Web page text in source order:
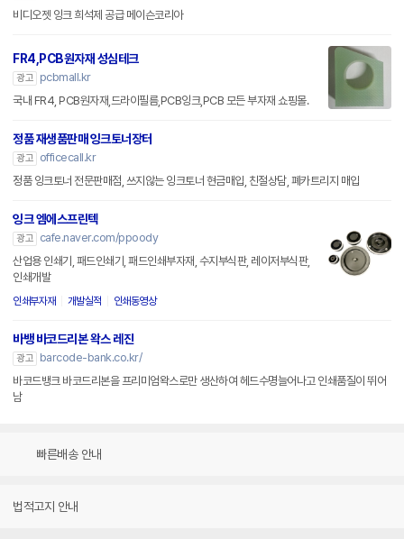
비디오젯 잉크 희석제 공급 메이슨코리아
FR4,PCB원자재 성심테크
광고
pcbmall.kr
국내 FR4, PCB원자재,드라이필름,PCB잉크,PCB 모든 부자재 쇼핑몰.
정품 재생품판매 잉크토너장터
광고
officecall.kr
정품 잉크토너 전문판매점, 쓰지않는 잉크토너 현금매입, 친절상담, 폐카트리지 매입
잉크 엠에스프린텍
광고
cafe.naver.com/ppoody
산업용 인쇄기, 패드인쇄기, 패드인쇄부자재, 수지부식판, 레이저부식판,
인쇄개발
인쇄부자재 개발실적 인쇄동영상
바뱅 바코드리본 왁스 레진
광고
barcode-bank.co.kr/
바코드뱅크 바코드리본을 프리미엄왁스로만 생산하여 헤드수명늘어나고 인쇄품질이 뛰어
남
빠른배송 안내
법적고지 안내